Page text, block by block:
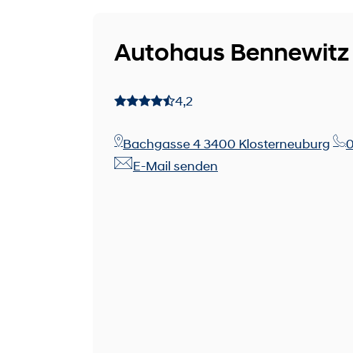
Autohaus
4,2
Bachgasse 4 3400 Klosterneuburg
E-Mail senden